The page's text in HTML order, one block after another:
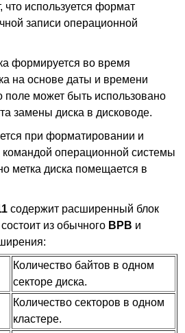
что используется формат
записи операционной
формируется во время
на основе даты и времени
может быть использовано
замены диска в дисководе.
при форматировании и
операционной системы
метка диска помещается в
содержит расширенный блок
из обычного BPB и
Количество байтов в одном
секторе диска.
Количество секторов в одном
кластере.